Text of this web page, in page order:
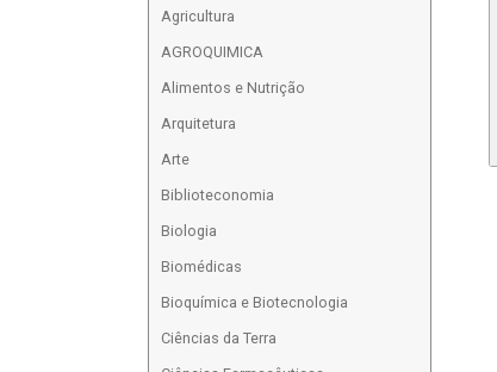
Agricultura
AGROQUIMICA
Alimentos e Nutrição
Arquitetura
Arte
Biblioteconomia
Biologia
Biomédicas
Bioquímica e Biotecnologia
Ciências da Terra